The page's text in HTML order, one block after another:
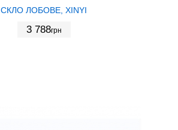
СКЛО ЛОБОВЕ, XINYI
3 788грн